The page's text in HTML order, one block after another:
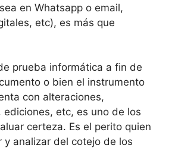
en Whatsapp o email,
etc), es más que
prueba informática a fin de
o bien el instrumento
con alteraciones,
ediciones, etc, es uno de los
certeza. Es el perito quien
y analizar del cotejo de los